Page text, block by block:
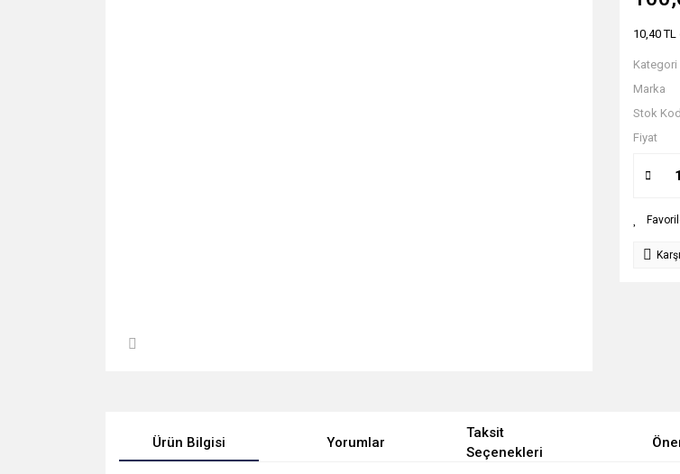
10,40 TL
Kategori
Marka
Stok
Fiyat
Ürün Bilgisi Yorumlar
Taksit
Seçenekleri